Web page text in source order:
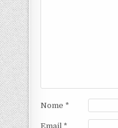
Nome *
Email *